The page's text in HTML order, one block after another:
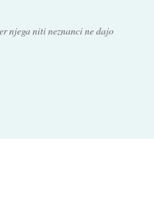
njega niti neznanci ne dajo